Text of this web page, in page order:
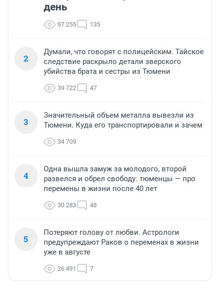
день
97 255 135
2
Думали, что говорят с полицейским. Тайское
следствие раскрыло детали зверского
убийства брата и сестры из Тюмени
39 722 47
3
Значительный объем металла вывезли из
Тюмени. Куда его транспортировали и зачем
34 709
4
Одна вышла замуж за молодого, второй
развелся и обрел свободу: тюменцы — про
перемены в жизни после 40 лет
30 283 48
5
Потеряют голову от любви. Астрологи
предупреждают Раков о переменах в жизни
уже в августе
26 491 7